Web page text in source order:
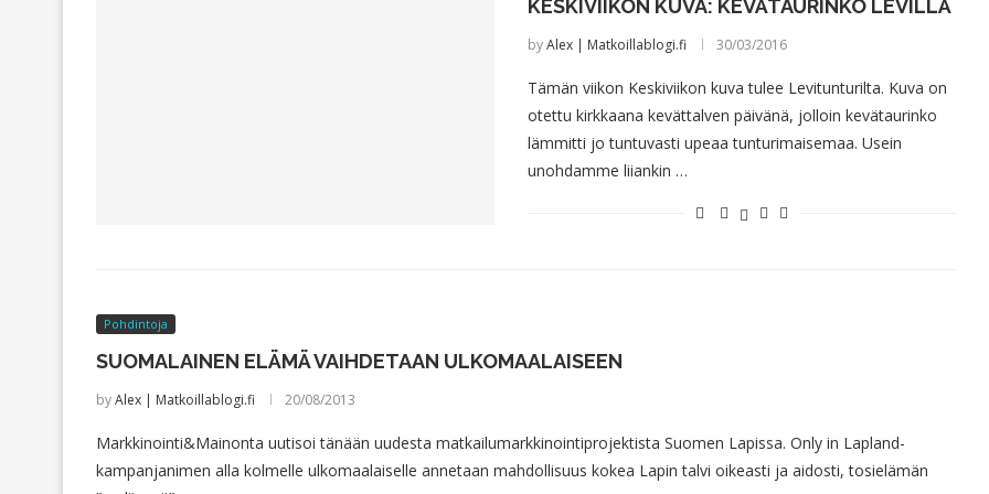
KESKIVIIKON KUVA: KEVÄTAURINKO LEVILLÄ
byAlex | Matkoillablogi.fi 30/03/2016
Tämän viikon Keskiviikon kuva tulee Levitunturilta. Kuva on
otettu kirkkaana kevättalven päivänä, jolloin kevätaurinko
lämmitti jo tuntuvasti upeaa tunturimaisemaa. Usein
unohdamme liiankin …
Pohdintoja
SUOMALAINEN ELÄMÄ VAIHDETAAN ULKOMAALAISEEN
byAlex | Matkoillablogi.fi 20/08/2013
Markkinointi&Mainonta uutisoi tänään uudesta matkailumarkkinointiprojektista Suomen Lapissa. Only in Lapland-
kampanjanimen alla kolmelle ulkomaalaiselle annetaan mahdollisuus kokea Lapin talvi oikeasti ja aidosti, tosielämän